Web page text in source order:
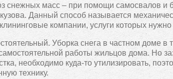
снежных масс – при помощи самосвалов и
Данный способ называется
компании, услуги которых нужно
Уборка снега в частном доме в
работы жильцов дома. Но
необходимо куда-то утилизировать,
технику.